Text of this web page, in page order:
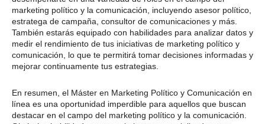
marketing político y la comunicación, incluyendo asesor político,
estratega de campaña, consultor de comunicaciones y más.
También estarás equipado con habilidades para analizar datos y
medir el rendimiento de tus iniciativas de marketing político y
comunicación, lo que te permitirá tomar decisiones informadas y
mejorar continuamente tus estrategias.
En resumen, el Máster en Marketing Político y Comunicación en
línea es una oportunidad imperdible para aquellos que buscan
destacar en el campo del marketing político y la comunicación.